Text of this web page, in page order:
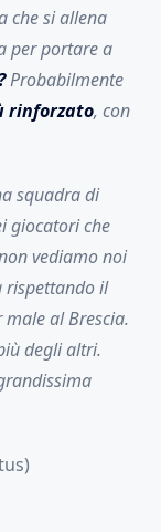
che si allena
per portare a
Probabilmente
rinforzato, con
squadra di
giocatori che
vediamo noi
rispettando il
al Brescia.
degli altri.